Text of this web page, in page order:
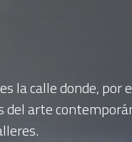
la calle donde,
del arte